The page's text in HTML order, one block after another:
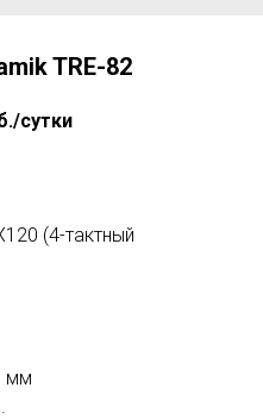
TRE-82
сутки
(4-тактный
мм